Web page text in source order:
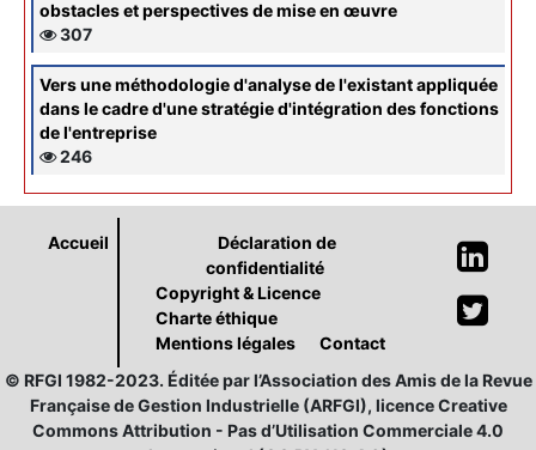
obstacles et perspectives de mise en œuvre
307
Vers une méthodologie d'analyse de l'existant appliquée
dans le cadre d'une stratégie d'intégration des fonctions
de l'entreprise
246
Accueil
Déclaration de
confidentialité
Copyright & Licence
Charte éthique
Mentions légales
Contact
© RFGI 1982-2023. Éditée par l’Association des Amis de la Revue
Française de Gestion Industrielle (ARFGI), licence Creative
Commons Attribution - Pas d’Utilisation Commerciale 4.0